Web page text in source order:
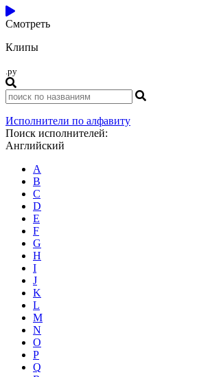
Смотреть
Клипы
.ру
Исполнители по алфавиту
Поиск исполнителей:
Английский
A
B
C
D
E
F
G
H
I
J
K
L
M
N
O
P
Q